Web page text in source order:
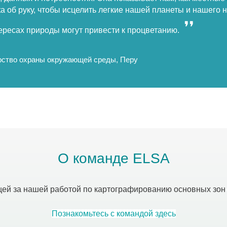
управления. Ключевым фактором успеха
процесс вовлечения заинтересованных сторон.
национальный институт биоразнообразия (SANBI),
О команде ELSA
за нашей работой по картографированию основных зон
Познакомьтесь с командой здесь